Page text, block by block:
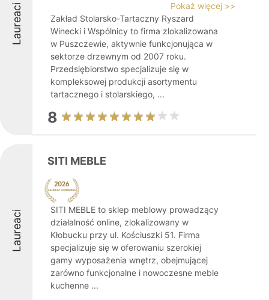
Laureaci
Pokaż więcej >>
Zakład Stolarsko-Tartaczny Ryszard
Winecki i Wspólnicy to firma zlokalizowana
w Puszczewie, aktywnie funkcjonująca w
sektorze drzewnym od 2007 roku.
Przedsiębiorstwo specjalizuje się w
kompleksowej produkcji asortymentu
tartacznego i stolarskiego, ...
8
Laureaci
SITI MEBLE
SITI MEBLE to sklep meblowy prowadzący
działalność online, zlokalizowany w
Kłobucku przy ul. Kościuszki 51. Firma
specjalizuje się w oferowaniu szerokiej
gamy wyposażenia wnętrz, obejmującej
zarówno funkcjonalne i nowoczesne meble
kuchenne ...